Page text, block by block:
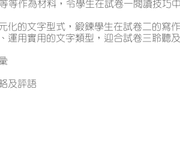
等作為材料，令學生在試卷一閱讀技巧
化的文字型式，鍛鍊學生在試卷二的寫
運用實用的文字類型，迎合試卷三聆聽
及評語